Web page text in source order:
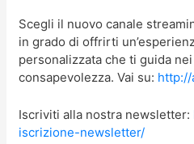
Scegli il nuovo canale
in grado di offrirti
personalizzata che ti guida
consapevolezza. Vai su: http://
Iscriviti alla nostra newsletter:
iscrizione-newsletter/